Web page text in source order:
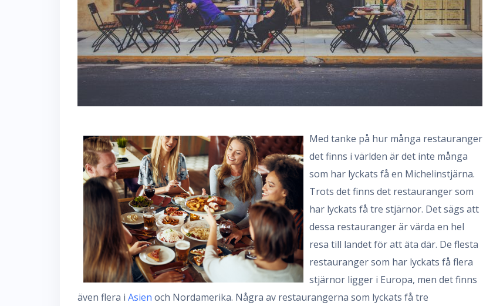
Med tanke på hur många restauranger
det finns i världen är det inte många
som har lyckats få en Michelinstjärna.
Trots det finns det restauranger som
har lyckats få tre stjärnor. Det sägs att
dessa restauranger är värda en hel
resa till landet för att äta där. De flesta
restauranger som har lyckats få flera
stjärnor ligger i Europa, men det finns
även flera i Asien och Nordamerika. Några av restaurangerna som lyckats få tre